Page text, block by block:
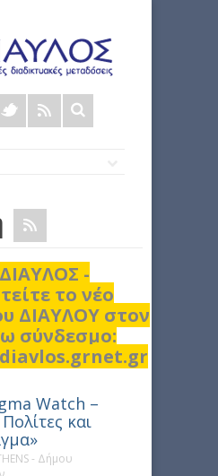
Φόρμα
αναζήτησης
-
το νέο
ΔΙΑΥΛΟΥ στον
σύνδεσμο:
Watch –
και
- Δήμου